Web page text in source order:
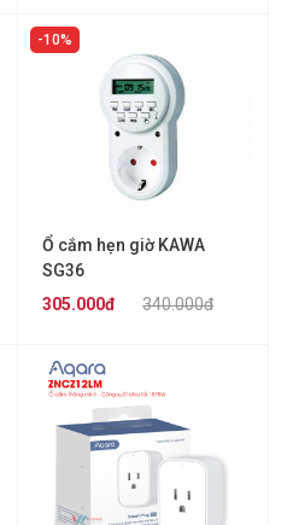
10%
Ổ cắm hẹn giờ KAWA
SG36
340.000đ
305.000đ